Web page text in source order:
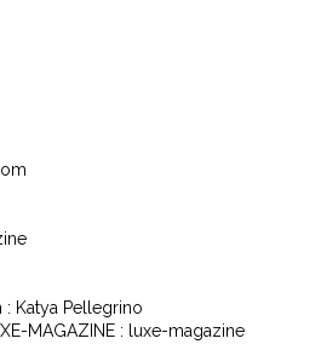
Katya Pellegrino
MAGAZINE : luxe-magazine